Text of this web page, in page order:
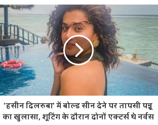
'हसीन दिलरुबा' में बोल्ड सीन देने पर तापसी पन्नू
का खुलासा, शूटिंग के दौरान दोनों एक्टर्स थे नर्वस